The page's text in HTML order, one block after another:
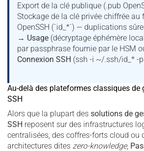
Export de la clé publique (.pub
Stockage de la clé privée chiffrée au
OpenSSH (`id_*`) — duplications
→ Usage (décryptage éphémère
par passphrase fournie par le HSM
Connexion SSH (ssh -i ~/.ssh/id_* -
Au-delà des plateformes classiques de
SSH
Alors que la plupart des solutions de
SSH reposent sur des infrastructures
centralisées, des coffres-forts cloud ou
architectures dites zero-knowledge,